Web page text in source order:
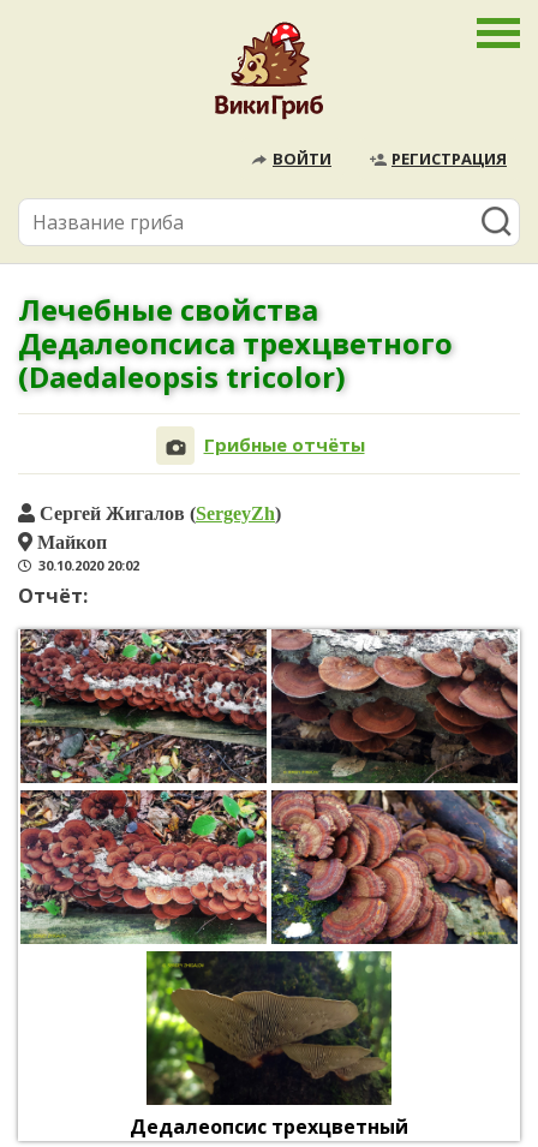
ВОЙТИ РЕГИСТРАЦИЯ
Лечебные свойства
Дедалеопсиса трехцветного
(Daedaleopsis tricolor)
Грибные отчёты
Сергей Жигалов (SergeyZh)
Майкоп
30.10.2020 20:02
Отчёт:
Дедалеопсис трехцветный